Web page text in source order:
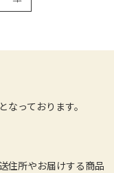
っております。
住所やお届けする商品